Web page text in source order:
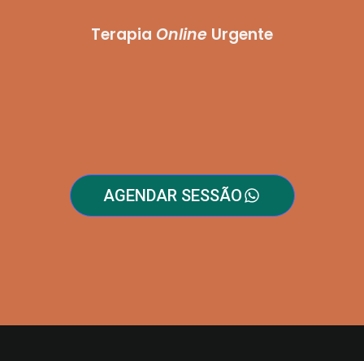
Terapia Online Urgente
AGENDAR SESSÃO